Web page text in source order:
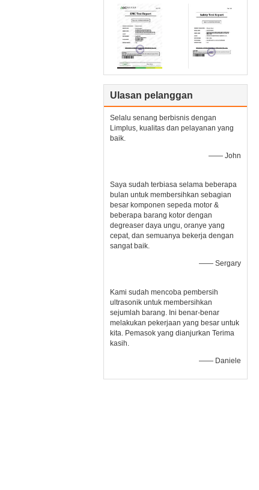
Ulasan pelanggan
Selalu senang berbisnis dengan
Limplus, kualitas dan pelayanan yang
baik.
—— John
Saya sudah terbiasa selama beberapa
bulan untuk membersihkan sebagian
besar komponen sepeda motor &
beberapa barang kotor dengan
degreaser daya ungu, oranye yang
cepat, dan semuanya bekerja dengan
sangat baik.
—— Sergary
Kami sudah mencoba pembersih
ultrasonik untuk membersihkan
sejumlah barang. Ini benar-benar
melakukan pekerjaan yang besar untuk
kita. Pemasok yang dianjurkan Terima
kasih.
—— Daniele